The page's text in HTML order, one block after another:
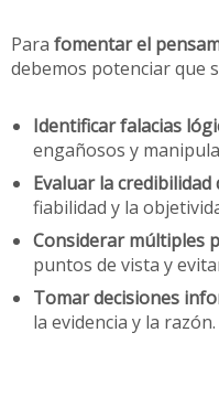
Para fomentar el
debemos potenciar que
Identificar falacias
engañosos y
Evaluar la
fiabilidad y la
Considerar múltiples
puntos de vista y
Tomar decisiones
la evidencia y la razón.